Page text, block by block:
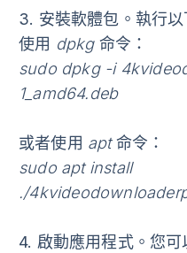
3. 安裝軟體包 。執行
使用 dpkg命令：
sudo dpkg -i
1_amd64.deb
或者使用 apt命令：
sudo apt install
./
4. 啟動應用程式。您可